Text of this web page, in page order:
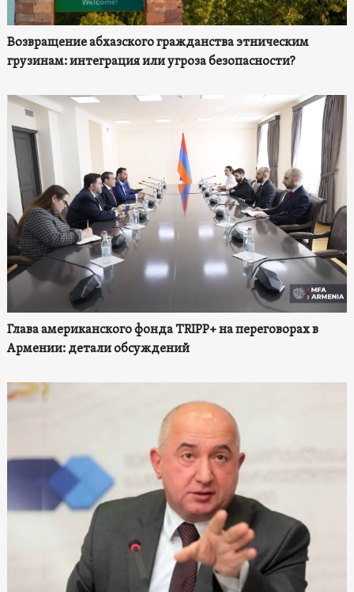
Возвращение абхазского гражданства этническим
грузинам: интеграция или угроза безопасности?
Глава американского фонда TRIPP+ на переговорах в
Армении: детали обсуждений